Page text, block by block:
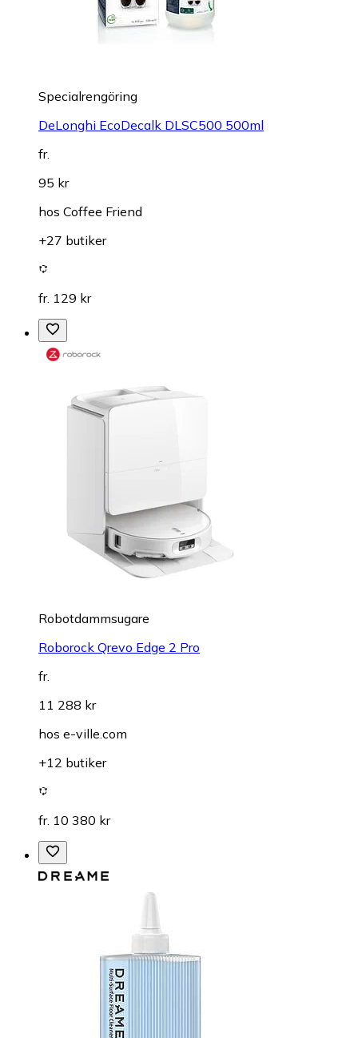
Specialrengöring
DeLonghi EcoDecalk DLSC500 500ml
fr.
95 kr
hos Coffee Friend
+27 butiker
fr. 129 kr
Robotdammsugare
Roborock Qrevo Edge 2 Pro
fr.
11 288 kr
hos e-ville.com
+12 butiker
fr. 10 380 kr